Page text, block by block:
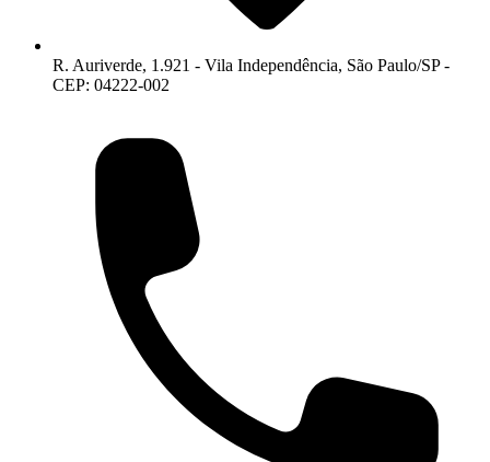
R. Auriverde, 1.921 - Vila Independência, São Paulo/SP -
CEP: 04222-002